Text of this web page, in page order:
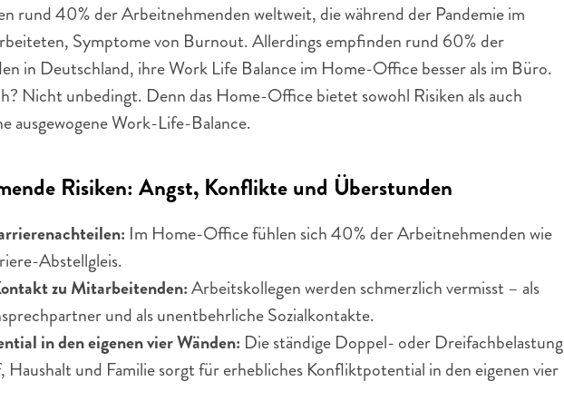
rund 40% der Arbeitnehmenden weltweit, die während der Pandemie im
Symptome von Burnout. Allerdings empfinden rund 60% der
in Deutschland, ihre Work Life Balance im Home-Office besser als im Büro.
Nicht unbedingt. Denn das Home-Office bietet sowohl Risiken als auch
ausgewogene Work-Life-Balance.
Risiken: Angst, Konflikte und Überstunden
Im Home-Office fühlen sich 40% der Arbeitnehmenden wie
Abstellgleis.
zu Mitarbeitenden: Arbeitskollegen werden schmerzlich vermisst – als
und als unentbehrliche Sozialkontakte.
in den eigenen vier Wänden: Die ständige Doppel- oder Dreifachbelastung
und Familie sorgt für erhebliches Konfliktpotential in den eigenen vier